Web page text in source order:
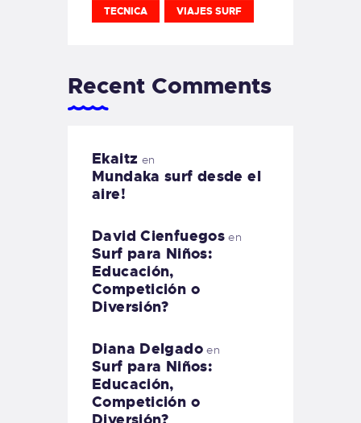
TECNICA VIAJES SURF
Recent Comments
Ekaitz en
Mundaka surf desde el
aire!
David Cienfuegos en
Surf para Niños:
Educación,
Competición o
Diversión?
Diana Delgadoen
Surf para Niños:
Educación,
Competición o